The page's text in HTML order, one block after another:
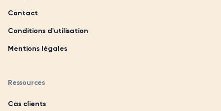
Contact
Conditions d'utilisation
Mentions légales
Ressources
Cas clients